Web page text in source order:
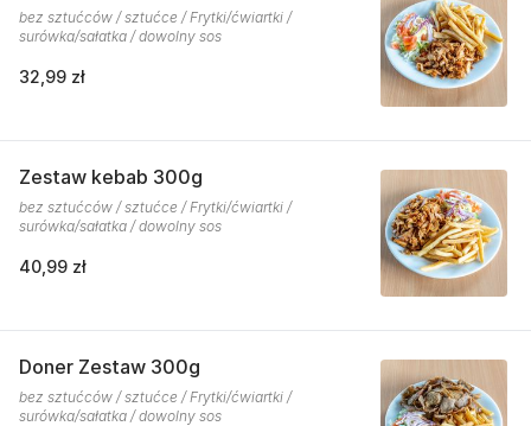
bez sztućców / sztućce / Frytki/ćwiartki /
surówka/sałatka / dowolny sos
32,99 zł
Zestaw kebab 300g
bez sztućców / sztućce / Frytki/ćwiartki /
surówka/sałatka / dowolny sos
40,99 zł
Doner Zestaw 300g
bez sztućców / sztućce / Frytki/ćwiartki /
surówka/sałatka / dowolny sos